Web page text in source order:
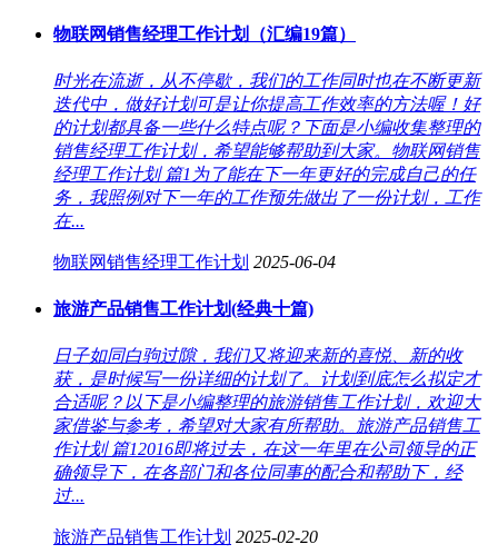
物联网销售经理工作计划（汇编19篇）
时光在流逝，从不停歇，我们的工作同时也在不断更新
迭代中，做好计划可是让你提高工作效率的方法喔！好
的计划都具备一些什么特点呢？下面是小编收集整理的
销售经理工作计划，希望能够帮助到大家。物联网销售
经理工作计划 篇1为了能在下一年更好的完成自己的任
务，我照例对下一年的工作预先做出了一份计划，工作
在...
物联网销售经理工作计划 2025-06-04
旅游产品销售工作计划(经典十篇)
日子如同白驹过隙，我们又将迎来新的喜悦、新的收
获，是时候写一份详细的计划了。计划到底怎么拟定才
合适呢？以下是小编整理的旅游销售工作计划，欢迎大
家借鉴与参考，希望对大家有所帮助。旅游产品销售工
作计划 篇12016即将过去，在这一年里在公司领导的正
确领导下，在各部门和各位同事的配合和帮助下，经
过...
旅游产品销售工作计划 2025-02-20